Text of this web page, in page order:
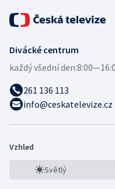
Divácké centrum
každý všední den:
261 136 113
info@ceskatelevize.cz
Vzhled
Světlý